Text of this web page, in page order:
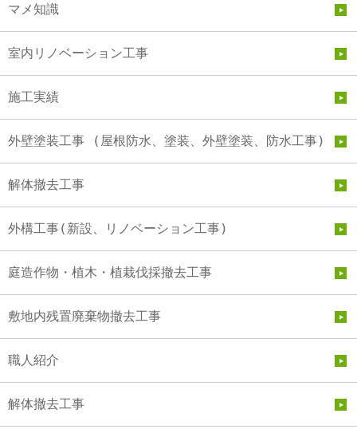
マメ知識
室内リノベーション工事
施工実績
外壁塗装工事 (屋根防水、塗装、外壁塗装、防水工事)
解体撤去工事
外構工事(新設、リノベーション工事)
庭造作物・植木・植栽伐採撤去工事
敷地内残置廃棄物撤去工事
職人紹介
解体撤去工事